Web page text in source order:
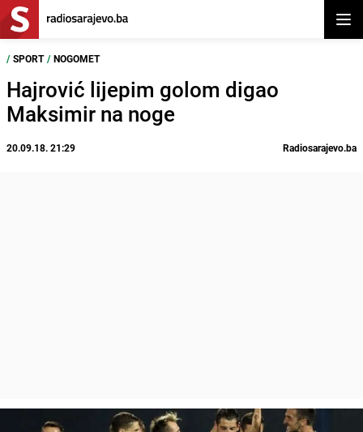
/ SPORT / NOGOMET
Hajrović lijepim golom digao
Maksimir na noge
20.09.18. 21:29 Radiosarajevo.ba